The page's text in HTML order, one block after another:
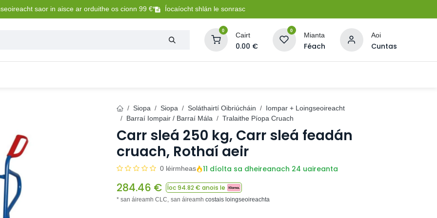
saor in aisce ar orduithe os cionn 99 €* Íocaíocht shlán le sonrasc
0
Cairt
0.00 €
0
Mianta
Féach
Aoi
Cuntas
Siopa Siopa Soláthairtí Oibriúcháin
Iompar + Loingseoireacht
Barraí Iompair / Barraí Mála
Tralaithe Píopa Cruach
Carr sleá 250 kg, Carr sleá feadán
cruach, Rothaí aeir
0 léirmheas 11 díolta sa dheireanach 24 uaireanta
284.46 € Íoc94.82 € anois le
* san áireamh CLC, san áireamh costais loingseoireachta